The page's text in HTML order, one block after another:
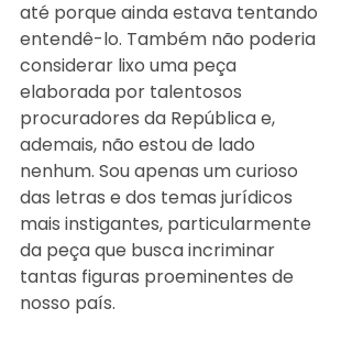
até porque ainda estava tentando
entendê-lo. Também não poderia
considerar lixo uma peça
elaborada por talentosos
procuradores da República e,
ademais, não estou de lado
nenhum. Sou apenas um curioso
das letras e dos temas jurídicos
mais instigantes, particularmente
da peça que busca incriminar
tantas figuras proeminentes de
nosso país.